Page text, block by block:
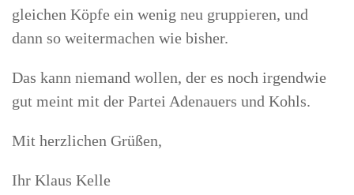
gleichen Köpfe ein wenig neu gruppieren, und
dann so weitermachen wie bisher.
Das kann niemand wollen, der es noch irgendwie
gut meint mit der Partei Adenauers und Kohls.
Mit herzlichen Grüßen,
Ihr Klaus Kelle